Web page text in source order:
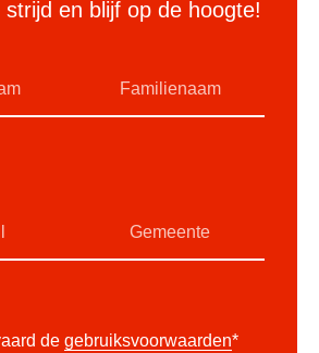
en blijf op de hoogte!
de gebruiksvoorwaarden*